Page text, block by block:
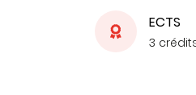
ECTS
3